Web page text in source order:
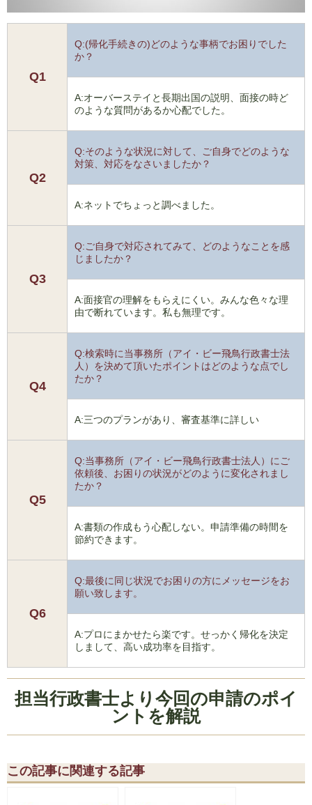
Q1
Q:(帰化手続きの)どのような事柄でお困りでした
か？
A:オーバーステイと長期出国の説明、面接の時ど
のような質問があるか心配でした。
Q2
Q:そのような状況に対して、ご自身でどのような
対策、対応をなさいましたか？
A:ネットでちょっと調べました。
Q3
Q:ご自身で対応されてみて、どのようなことを感
じましたか？
A:面接官の理解をもらえにくい。みんな色々な理
由で断れています。私も無理です。
Q4
Q:検索時に当事務所（アイ・ビー飛鳥行政書士法
人）を決めて頂いたポイントはどのような点でし
たか？
A:三つのプランがあり、審査基準に詳しい
Q5
Q:当事務所（アイ・ビー飛鳥行政書士法人）にご
依頼後、お困りの状況がどのように変化されまし
たか？
A:書類の作成もう心配しない。申請準備の時間を
節約できます。
Q6
Q:最後に同じ状況でお困りの方にメッセージをお
願い致します。
A:プロにまかせたら楽です。せっかく帰化を決定
しまして、高い成功率を目指す。
担当行政書士より今回の申請のポイ
ントを解説
この記事に関連する記事